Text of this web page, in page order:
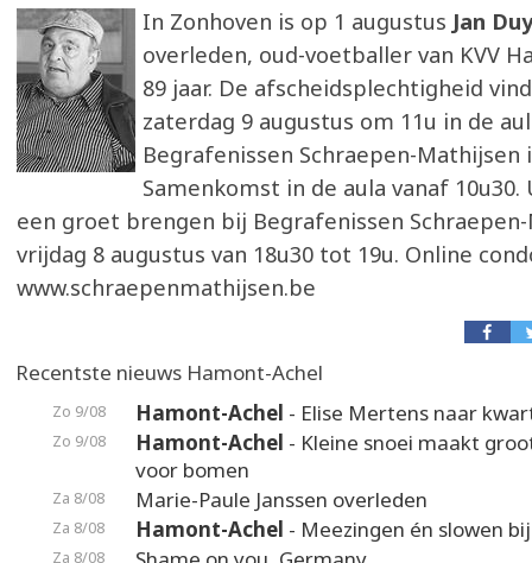
In Zonhoven is op 1 augustus Jan
overleden, oud-voetballer van KVV
89 jaar. De afscheidsplechtigheid
zaterdag 9 augustus om 11u in de
Begrafenissen Schraepen-Mathijsen
Samenkomst in de aula vanaf 10u30.
een groet brengen bij Begrafenissen
vrijdag 8 augustus van 18u30 tot 19u. Online
www.schraepenmathijsen.be
Recentste nieuws Hamont-Achel
Zo 9/08 Hamont-Achel - Elise Mertens naar
Zo 9/08 Hamont-Achel - Kleine snoei maakt
voor bomen
Za 8/08 Marie-Paule Janssen overleden
Za 8/08 Hamont-Achel - Meezingen én slowen
Za 8/08